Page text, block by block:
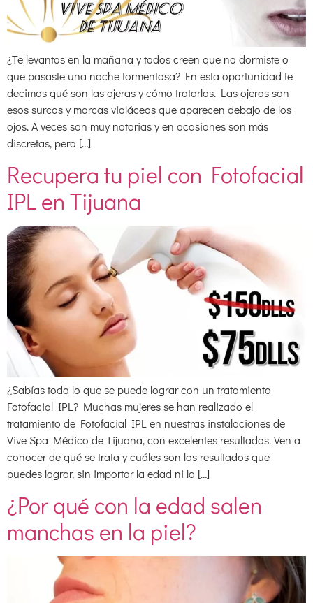
¿Te levantas en la mañana y todos creen que no dormiste o
que pasaste una noche tormentosa? En esta oportunidad te
decimos qué son las ojeras y cómo tratarlas. Las ojeras son
esos surcos y marcas violáceas que aparecen debajo de los
ojos. A veces son muy notorias y en ocasiones son más
discretas, pero […]
Recupera tu piel con Fotofacial
IPL en Tijuana
¿Sabías todo lo que se puede lograr con un tratamiento
Fotofacial IPL? Muchas mujeres se han realizado el
tratamiento de Fotofacial IPL en nuestras instalaciones de
Vive Spa Médico de Tijuana, con excelentes resultados. Ven a
conocer de qué se trata y cuáles son los resultados que
puedes lograr, sin importar la edad ni la […]
¿Por qué con la edad salen
manchas en la piel?